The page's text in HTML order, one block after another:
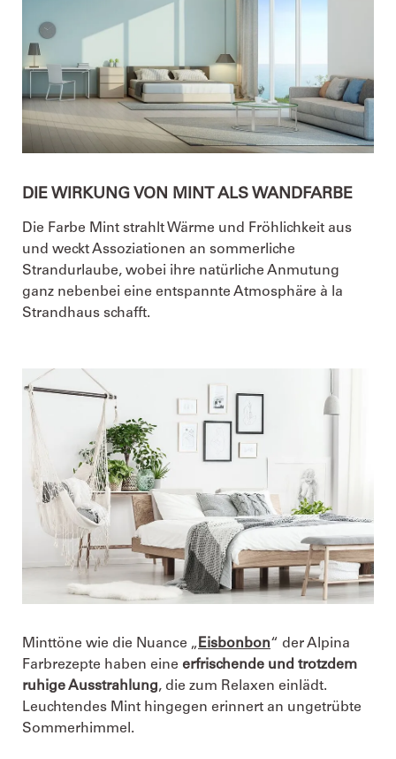
DIE WIRKUNG VON MINT ALS WANDFARBE
Die Farbe Mint strahlt Wärme und Fröhlichkeit aus
und weckt Assoziationen an sommerliche
Strandurlaube, wobei ihre natürliche Anmutung
ganz nebenbei eine entspannte Atmosphäre à la
Strandhaus schafft.
Minttöne wie die Nuance „ Eisbonbon“ der Alpina
Farbrezepte haben eine erfrischende und trotzdem
ruhige Ausstrahlung, die zum Relaxen einlädt.
Leuchtendes Mint hingegen erinnert an ungetrübte
Sommerhimmel.